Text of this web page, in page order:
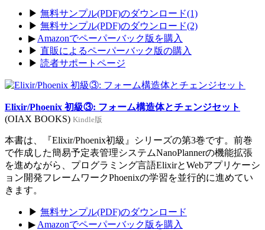
▶ 無料サンプル(PDF)のダウンロード(1)
▶ 無料サンプル(PDF)のダウンロード(2)
▶ Amazonでペーパーバック版を購入
▶ 直販によるペーパーバック版の購入
▶ 読者サポートページ
Elixir/Phoenix 初級③: フォーム構造体とチェンジセット
(OIAX BOOKS) Kindle版
本書は、『Elixir/Phoenix初級』シリーズの第3巻です。前巻
で作成した簡易予定表管理システムNanoPlannerの機能拡張
を進めながら、プログラミング言語ElixirとWebアプリケーシ
ョン開発フレームワークPhoenixの学習を並行的に進めてい
きます。
▶ 無料サンプル(PDF)のダウンロード
▶ Amazonでペーパーバック版を購入